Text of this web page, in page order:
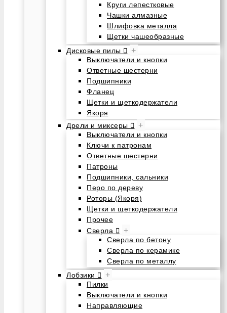
Круги лепестковые
Чашки алмазные
Шлифовка металла
Щетки чашеобразные
Дисковые пилы
+
Выключатели и кнопки
Ответные шестерни
Подшипники
Фланец
Щетки и щеткодержатели
Якоря
Дрели и миксеры
+
Выключатели и кнопки
Ключи к патронам
Ответные шестерни
Патроны
Подшипники, сальники
Перо по дереву
Роторы (Якоря)
Щетки и щеткодержатели
Прочее
Сверла
+
Сверла по бетону
Сверла по керамике
Сверла по металлу
Лобзики
+
Пилки
Выключатели и кнопки
Направляющие